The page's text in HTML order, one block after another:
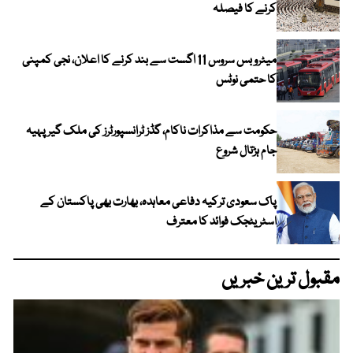
کرنے کا فیصلہ
میٹرو بس سروس 11 اگست سے بند کرنے کا اعلان، نجی کمپنی
کا حتمی نوٹس
حکومت سے مذاکرات ناکام، گڈز ٹرانسپورٹرز کی ملک گیر پہیہ
جام ہڑتال شروع
پاک سعودی ترکیہ دفاعی معاہدہ، بھارت بھی پاکستان کے
اسٹریٹجک فوائد کا معترف
مقبول ترین خبریں